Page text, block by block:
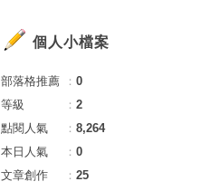
個人小檔案
部落格推薦 ： 0
等級
： 2
點閱人氣
： 8,264
本日人氣
： 0
文章創作
： 25